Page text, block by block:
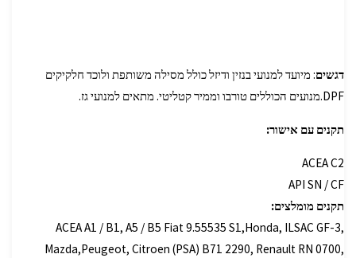
דגשים: מיועד למנועי בנזין ודיזל כולל מסילה משותפת ולוכד חלקיקים
DPF.מנועים הכוללים טורבו וממיר קטליטי. מתאים למנועי גז.
תקנים עם אישור:
ACEA C2
API SN / CF
תקנים מומלצים:
ACEA A1 / B1, A5 / B5 Fiat 9.55535 S1,Honda, ILSAC GF-3,
Mazda,Peugeot, Citroen (PSA) B71 2290, Renault RN 0700,